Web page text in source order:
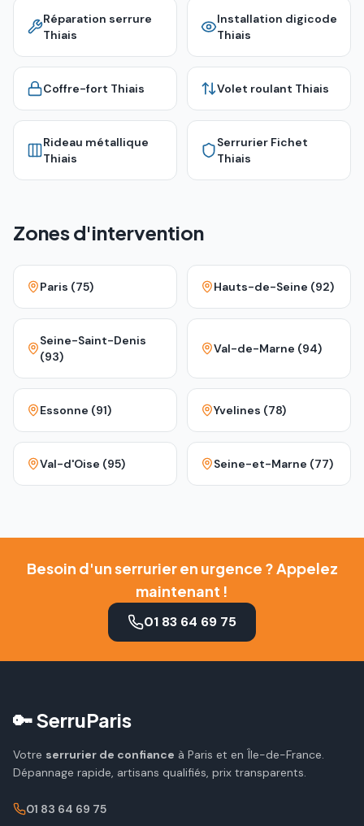
Réparation serrure
Thiais
Installation digicode
Thiais
Coffre-fort Thiais Volet roulant Thiais
Rideau métallique
Thiais
Serrurier Fichet
Thiais
Zones d'intervention
Paris (75) Hauts-de-Seine (92)
Seine-Saint-Denis
(93)
Val-de-Marne (94)
Essonne (91) Yvelines (78)
Val-d'Oise (95) Seine-et-Marne (77)
Besoin d'un serrurier en urgence ? Appelez
maintenant !
01 83 64 69 75
🔑 SerruParis
Votre serrurier de confiance à Paris et en Île-de-France.
Dépannage rapide, artisans qualifiés, prix transparents.
01 83 64 69 75